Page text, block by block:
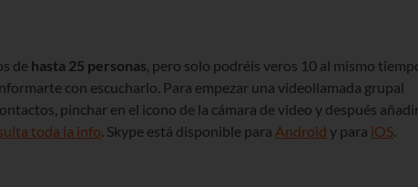
de hasta 25 personas , pero solo podréis veros 10 al mismo
con escucharlo. Para empezar una videollamada grupal
pinchar en el icono de la cámara de video y después
toda la info . Skype está disponible para Android y para iOS